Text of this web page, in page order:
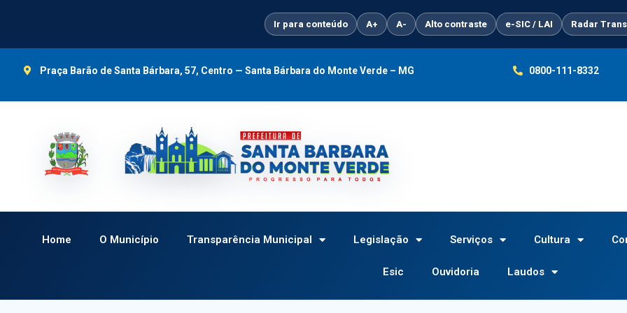
Ir para conteúdo A+ A- Alto contraste e-SIC / LAI Radar
Praça Barão de Santa Bárbara, 57, Centro — Santa Bárbara do Monte Verde – MG 0800-111-8332
Home O Município Transparência Municipal Legislação Serviços Cultura
Esic Ouvidoria Laudos